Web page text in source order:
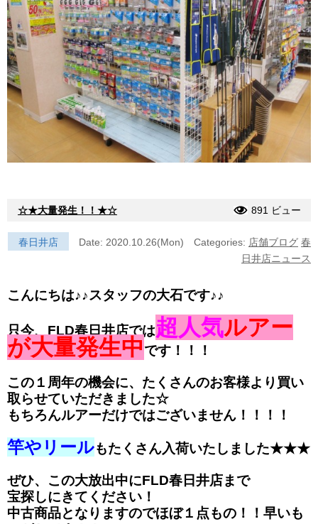
☆★大量発生！！★☆ 891 ビュー
春日井店 Date: 2020.10.26(Mon) Categories: 店舗ブログ 春
日井店ニュース
こんにちは♪♪スタッフの大石です♪♪
只今、FLD春日井店では超人気ルアー
が大量発生中です！！！
この１周年の機会に、たくさんのお客様より買い
取らせていただきました☆
もちろんルアーだけではございません！！！！
竿やリールもたくさん入荷いたしました★★★
ぜひ、この大放出中にFLD春日井店まで
宝探しにきてください！
中古商品となりますのでほぼ１点もの！！早いも